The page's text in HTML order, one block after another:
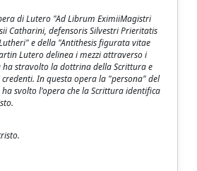
di Lutero "Ad Librum EximiiMagistri
Catharini, defensoris Silvestri Prieritatis
e della "Antithesis figurata vitae
Lutero delinea i mezzi attraverso i
ha stravolto la dottrina della Scrittura e
credenti. In questa opera la "persona" del
svolto l'opera che la Scrittura identifica